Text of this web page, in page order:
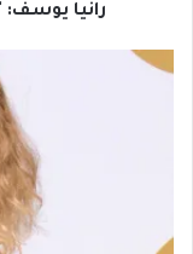
رانيا
بيونسيه